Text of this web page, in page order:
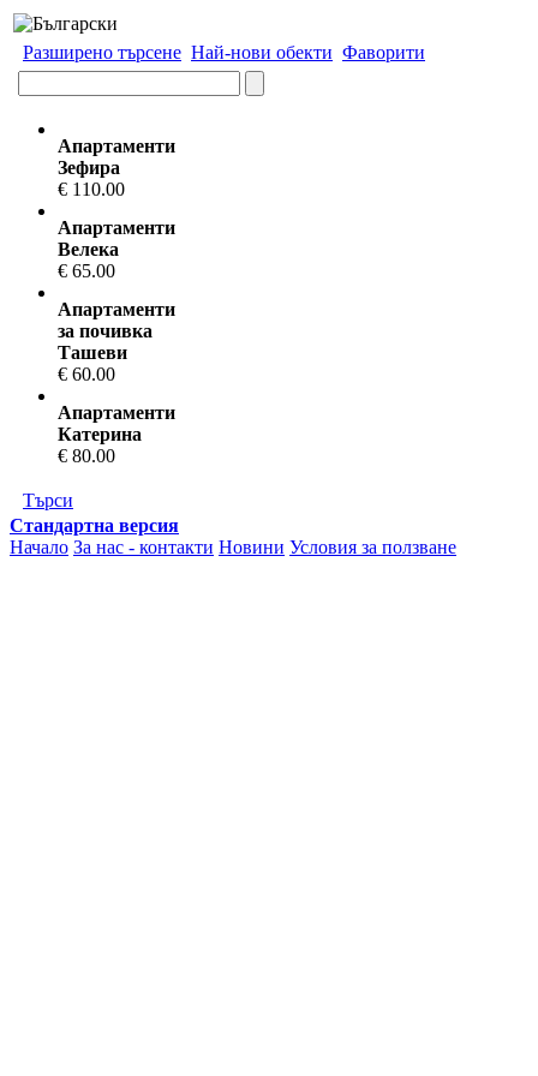
Разширено търсене Най-нови обекти Фаворити
Апартаменти
Зефира
€ 110.00
Апартаменти
Велека
€ 65.00
Апартаменти
за почивка
Ташеви
€ 60.00
Апартаменти
Катерина
€ 80.00
Търси
Стандартна версия
Начало За нас - контакти Новини Условия за ползване